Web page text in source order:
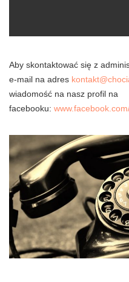
Aby skontaktować się z
e-mail na adres
wiadomość na nasz profil na
facebooku: